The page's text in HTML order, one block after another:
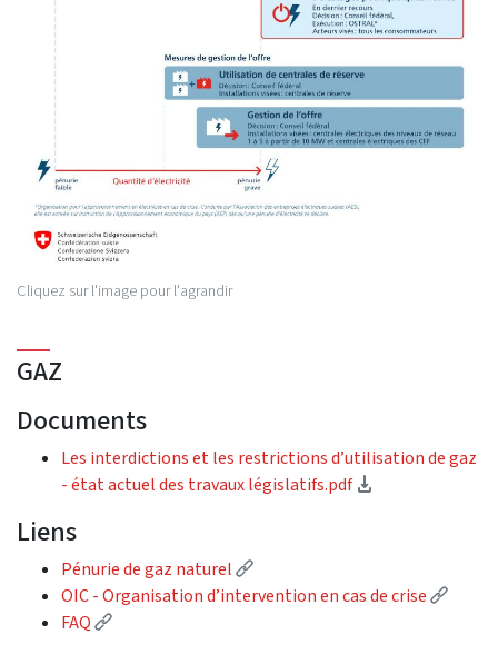
Cliquez sur l'image pour l'agrandir
GAZ
Documents
Les interdictions et les restrictions d’utilisation de gaz
- état actuel des travaux législatifs.pdf
Liens
Pénurie de gaz naturel
(External link)
OIC - Organisation d’intervention en cas de crise
FAQ
(External link)